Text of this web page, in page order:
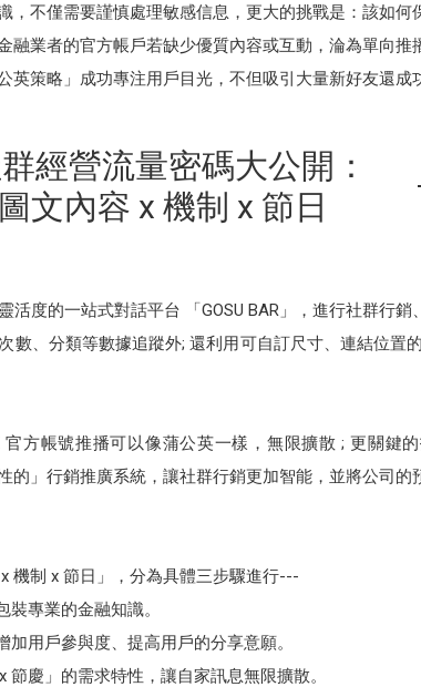
不僅需要謹慎處理敏感信息，更大的挑戰是：該如何
融業者的官方帳戶若缺少優質內容或互動，淪為單向推
策略」成功專注用戶目光，不但吸引大量新好友還成
經營流量密碼大公開：
文內容 x 機制 x 節日
活度的一站式對話平台 「GOSU BAR」，進行社群行
數、分類等數據追蹤外; 還利用可自訂尺寸、連結位置
方帳號推播可以像蒲公英一樣，無限擴散 ; 更關鍵
」行銷推廣系統，讓社群行銷更加智能，並將公司的
機制 x 節日」，分為具體三步驟進行---
專業的金融知識。
用戶參與度、提高用戶的分享意願。
慶」的需求特性，讓自家訊息無限擴散。